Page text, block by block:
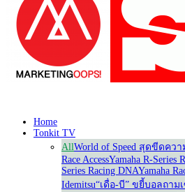
Home
Tonkit TV
AllWorld of Speed สุดขีดควา
Race AccessYamaha R-Series
Series Racing DNAYamaha
Idemitsu“เดื่อ-บี” ขยี้บอลถาม